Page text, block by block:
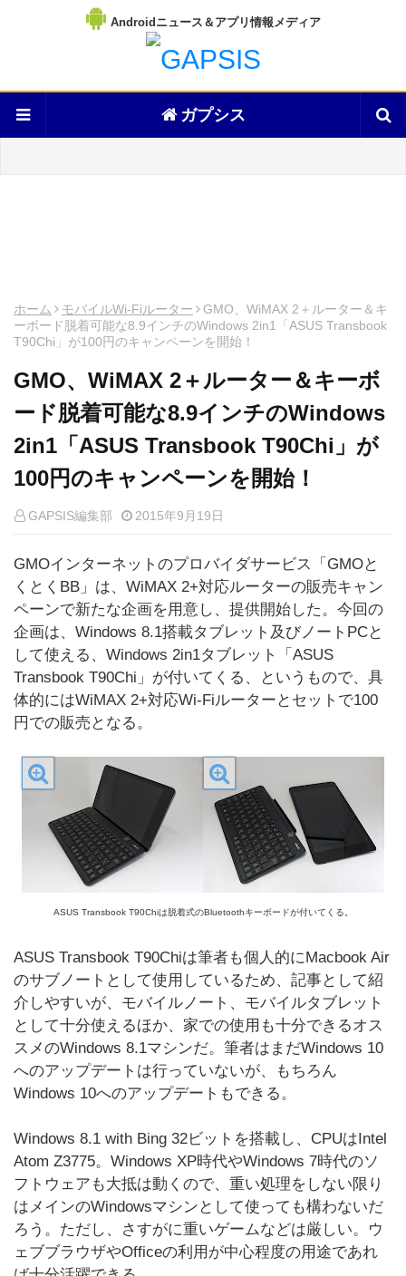
Androidニュース＆アプリ情報メディア
ガプシス
ホーム モバイルWi-Fiルーター
GMO、WiMAX 2＋ルーター＆キ
ーボード脱着可能な8.9インチのWindows 2in1「ASUS Transbook
T90Chi」が100円のキャンペーンを開始！
GMO、WiMAX 2＋ルーター＆キーボ
ード脱着可能な8.9インチのWindows
2in1「ASUS Transbook T90Chi」が
100円のキャンペーンを開始！
GAPSIS編集部 2015年9月19日
GMOインターネットのプロバイダサービス「GMOと
くとくBB」は、WiMAX 2+対応ルーターの販売キャン
ペーンで新たな企画を用意し、提供開始した。今回の
企画は、Windows 8.1搭載タブレット及びノートPCと
して使える、Windows 2in1タブレット「ASUS
Transbook T90Chi」が付いてくる、というもので、具
体的にはWiMAX 2+対応Wi-Fiルーターとセットで100
円での販売となる。
ASUS Transbook T90Chiは脱着式のBluetoothキーボードが付いてくる。
ASUS Transbook T90Chiは筆者も個人的にMacbook Air
のサブノートとして使用しているため、記事として紹
介しやすいが、モバイルノート、モバイルタブレット
として十分使えるほか、家での使用も十分できるオス
スメのWindows 8.1マシンだ。筆者はまだWindows 10
へのアップデートは行っていないが、もちろん
Windows 10へのアップデートもできる。
Windows 8.1 with Bing 32ビットを搭載し、CPUはIntel
Atom Z3775。Windows XP時代やWindows 7時代のソ
フトウェアも大抵は動くので、重い処理をしない限り
はメインのWindowsマシンとして使っても構わないだ
ろう。ただし、さすがに重いゲームなどは厳しい。ウ
ェブブラウザやOfficeの利用が中心程度の用途であれ